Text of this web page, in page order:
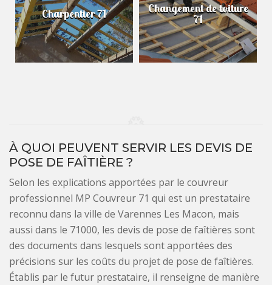
Charpentier 71 Changement de toiture
71
À QUOI PEUVENT SERVIR LES DEVIS DE
POSE DE FAÎTIÈRE ?
Selon les explications apportées par le couvreur
professionnel MP Couvreur 71 qui est un prestataire
reconnu dans la ville de Varennes Les Macon, mais
aussi dans le 71000, les devis de pose de faîtières sont
des documents dans lesquels sont apportées des
précisions sur les coûts du projet de pose de faîtières.
Établis par le futur prestataire, il renseigne de manière